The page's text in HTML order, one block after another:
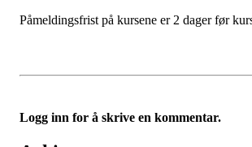
Påmeldingsfrist på kursene er 2 dager før
Logg inn for å skrive en kommentar.